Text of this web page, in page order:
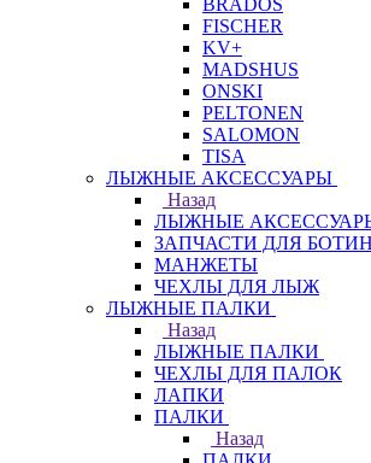
BRADOS
FISCHER
KV+
MADSHUS
ONSKI
PELTONEN
SALOMON
TISA
ЛЫЖНЫЕ АКСЕССУАРЫ
Назад
ЛЫЖНЫЕ
ЗАПЧАСТИ ДЛЯ
МАНЖЕТЫ
ЧЕХЛЫ ДЛЯ ЛЫЖ
ЛЫЖНЫЕ ПАЛКИ
Назад
ЛЫЖНЫЕ ПАЛКИ
ЧЕХЛЫ ДЛЯ ПАЛОК
ЛАПКИ
ПАЛКИ
Назад